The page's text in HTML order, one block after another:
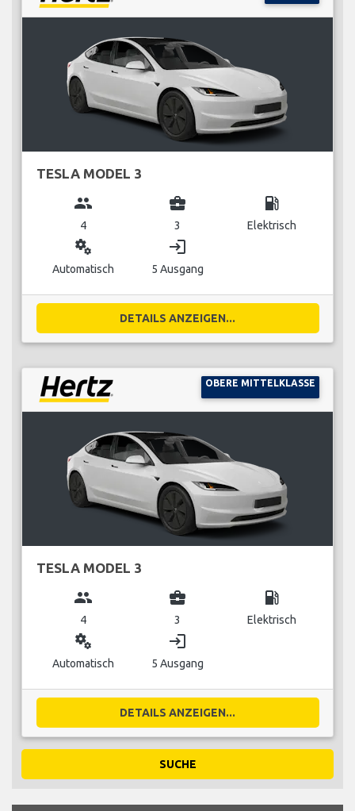
TESLA MODEL 3
group
4
business_center
3
local_gas_station
Elektrisch
miscellaneous_services
Automatisch
login
5 Ausgang
DETAILS ANZEIGEN...
OBERE MITTELKLASSE
TESLA MODEL 3
group
4
business_center
3
local_gas_station
Elektrisch
miscellaneous_services
Automatisch
login
5 Ausgang
DETAILS ANZEIGEN...
SUCHE